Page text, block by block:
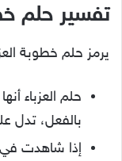
تفسير حلم
يرمز حلم خطوبة
حلم العزباء
بالفعل، تدل
إذا شاهدت في